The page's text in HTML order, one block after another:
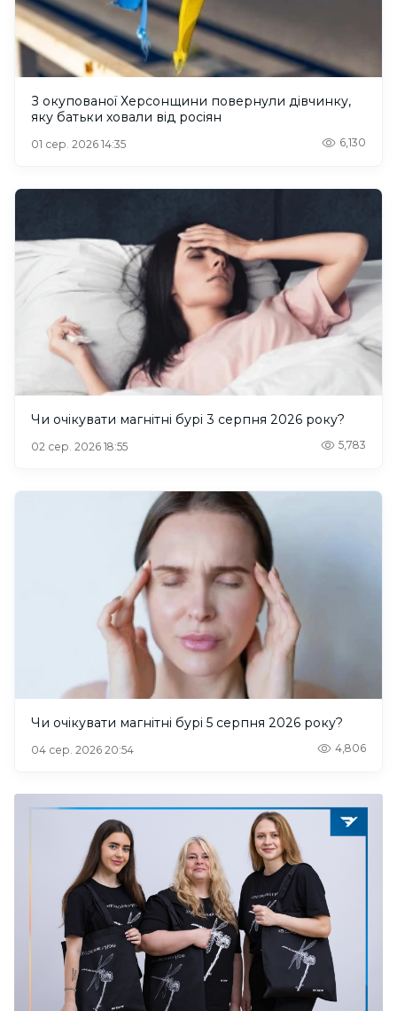
З окупованої Херсонщини повернули дівчинку,
яку батьки ховали від росіян
01 сер. 2026 14:35 6,130
Чи очікувати магнітні бурі 3 серпня 2026 року?
02 сер. 2026 18:55 5,783
Чи очікувати магнітні бурі 5 серпня 2026 року?
04 сер. 2026 20:54 4,806